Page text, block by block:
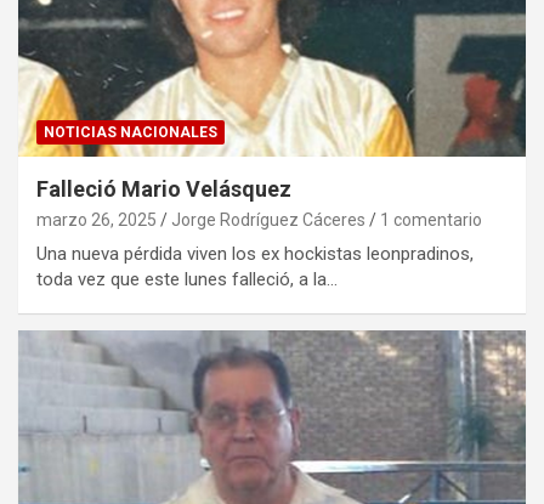
NOTICIAS NACIONALES
Falleció Mario Velásquez
marzo 26, 2025 Jorge Rodríguez Cáceres 1 comentario
Una nueva pérdida viven los ex hockistas leonpradinos,
toda vez que este lunes falleció, a la…